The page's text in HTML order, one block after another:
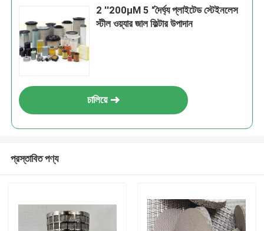
2 ′′200μM 5 "দৈর্ঘ্য প্লাইটেড স্টেইনলেস
স্টীল ওয়্যার জাল ফিল্টার উপাদান
চালিয়ে
প্রস্তাবিত পণ্য